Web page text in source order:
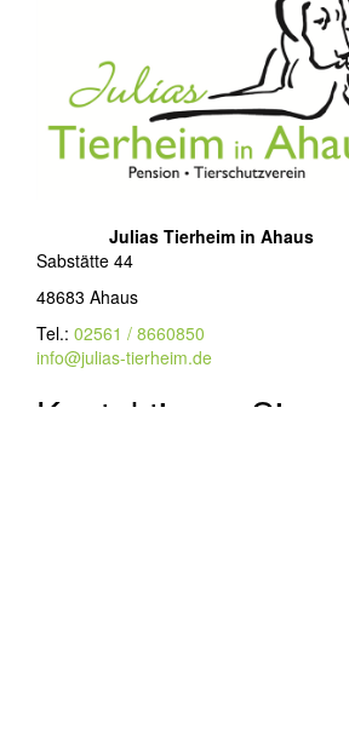
Julias Tierheim in Ahaus
Sabstätte 44
48683 Ahaus
Tel.: 02561 / 8660850
info@julias-tierheim.de
Kontaktieren Sie uns